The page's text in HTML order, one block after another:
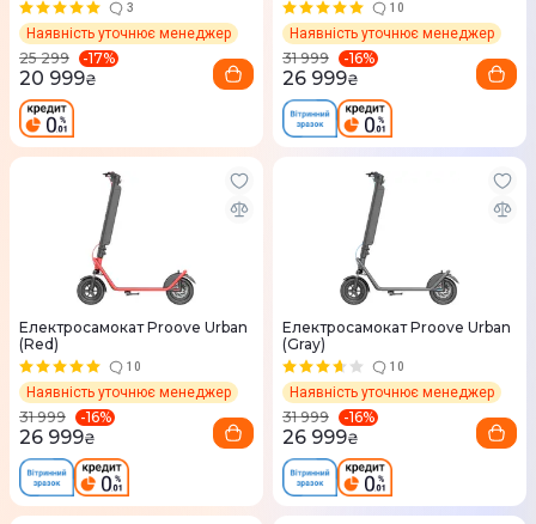
3
Наявність уточнює менеджер
25 299 -17%
20 999₴
10
Наявність уточнює менеджер
31 999 -16%
26 999₴
Електросамокат Proove Urban
(Red)
10
Наявність уточнює менеджер
31 999 -16%
26 999₴
Електросамокат Proove Urban
(Gray)
10
Наявність уточнює менеджер
31 999 -16%
26 999₴